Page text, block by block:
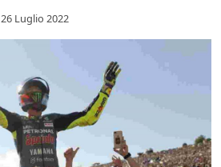
26 Luglio 2022